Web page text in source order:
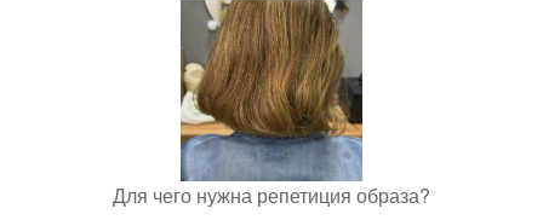
Для чего нужна репетиция образа?